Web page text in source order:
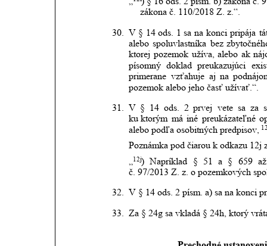
zákona č. 110/2018 Z. z.“.
30. V § 14 ods. 1 sa na konci pripája
alebo spoluvlastníka bez
ktorej pozemok užíva, alebo ak
písomný doklad preukazujúci
primerane vzťahuje aj na
pozemok alebo jeho časť užívať.“.
31. V § 14 ods. 2 prvej vete sa za
ku ktorým má iné preukázateľné
alebo podľa osobitných predpisov,
Poznámka pod čiarou k odkazu 12j
12j) Napríklad § 51 a § 659 až
č. 97/2013 Z. z. o pozemkových
32. V § 14 ods. 2 písm. a) sa na konci
33. Za § 24g sa vkladá § 24h, ktorý